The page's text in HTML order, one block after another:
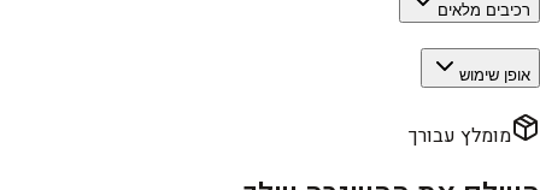
רכיבים מלאים
אופן שימוש
מומלץ עבורך